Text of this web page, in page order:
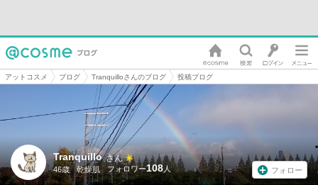
アットコスメ ブログ Tranquilloさんのブログ 投稿ブログ
Tranquillo さん
46歳 乾燥肌 108 フォロー